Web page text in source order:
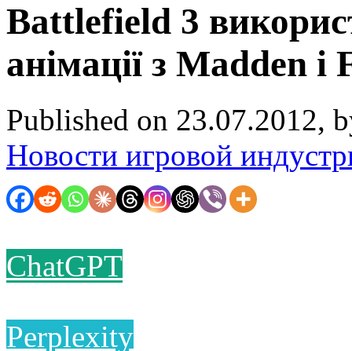
Battlefield 3
анімації з Madden і
Published on 23.07.2012,
Новости игровой
ChatGPT
Perplexity